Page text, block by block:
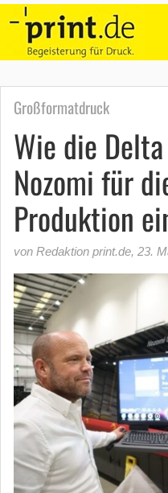
Großformatdruck
Wie die
Nozomi für
Produktion
von Redaktion print.de, 23.